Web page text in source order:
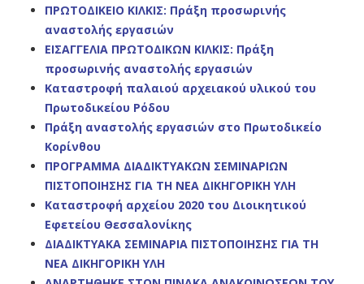
ΠΡΩΤΟΔΙΚEIO ΚΙΛΚΙΣ: Πράξη προσωρινής
αναστολής εργασιών
ΕΙΣΑΓΓΕΛΙΑ ΠΡΩΤΟΔΙΚΩΝ ΚΙΛΚΙΣ: Πράξη
προσωρινής αναστολής εργασιών
Καταστροφή παλαιού αρχειακού υλικού του
Πρωτοδικείου Ρόδου
Πράξη αναστολής εργασιών στο Πρωτοδικείο
Κορίνθου
ΠΡΟΓΡΑΜΜΑ ΔΙΑΔΙΚΤΥΑΚΩΝ ΣΕΜΙΝΑΡΙΩΝ
ΠΙΣΤΟΠΟΙΗΣΗΣ ΓΙΑ ΤΗ ΝΕΑ ΔΙΚΗΓΟΡΙΚΗ ΥΛΗ
Καταστροφή αρχείου 2020 του Διοικητικού
Εφετείου Θεσσαλονίκης
ΔΙΑΔΙΚΤΥΑΚΑ ΣΕΜΙΝΑΡΙΑ ΠΙΣΤΟΠΟΙΗΣΗΣ ΓΙΑ ΤΗ
ΝΕΑ ΔΙΚΗΓΟΡΙΚΗ ΥΛΗ